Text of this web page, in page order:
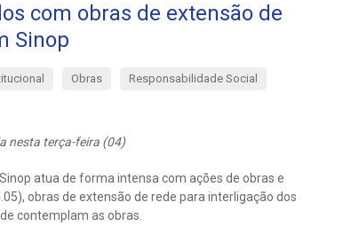
com obras de extensão de
Sinop
Obras Responsabilidade Social
nesta terça-feira (04)
atua de forma intensa com ações de obras e
obras de extensão de rede para interligação dos
contemplam as obras.